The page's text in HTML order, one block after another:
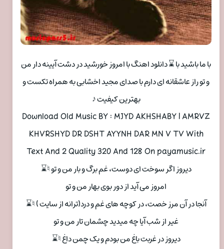
با ما باشید با ⌛ دانلود اهنگ با امروز خورشید در دشت آیینه دار من
و تو راز عاشقانه ای دارم با صدای مجید اخشابی به همراه تکست و
بهترین کیفیت ♪
Download Old Music BY : MJYD AKHSHABY | AMRVZ
KHVRSHYD DR DSHT AYYNH DAR MN V TV With
Text And 2 Quality 320 And 128 On payamusic.ir
دیروز اگر سوخت ای دوست، غم برگ و بار من و تو ♮⌛
امروز می آید از دور بوی بهار من و تو
آنجا در آن مرز خصت، در کوچه های غم و درد(ترانه از سایت ) ♮⌛
غیر از شب آیا چه میدید چشمان تار من و تو
دیروز در غربت باغ من بودم و یک چمن داغ ♮⌛